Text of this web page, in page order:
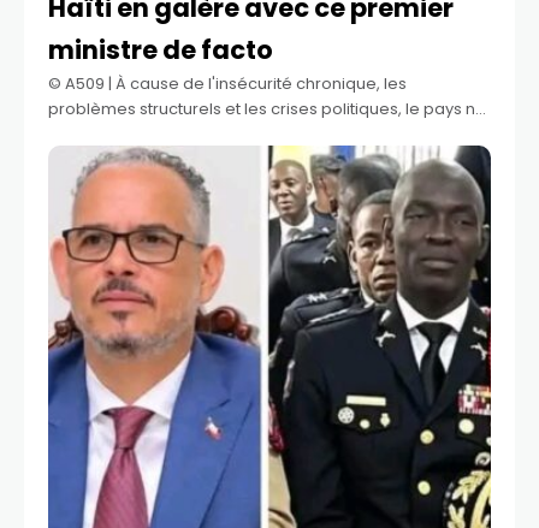
Haïti en galère avec ce premier
ministre de facto
©️ A509 | À cause de l'insécurité chronique, les
problèmes structurels et les crises politiques, le pays ne
s'exprimer et de